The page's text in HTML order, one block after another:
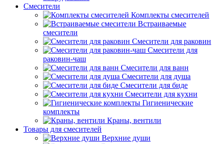
Смесители
Комплекты смесителей
Встраиваемые
смесители
Смесители для раковин
Смесители для
раковин-чаш
Смесители для ванн
Смесители для душа
Смесители для биде
Смесители для кухни
Гигиенические
комплекты
Краны, вентили
Товары для смесителей
Верхние души